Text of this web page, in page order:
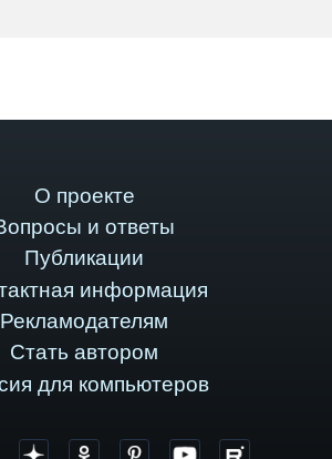
О проекте
и ответы
Публикации
информация
Рекламодателям
Стать автором
для компьютеров